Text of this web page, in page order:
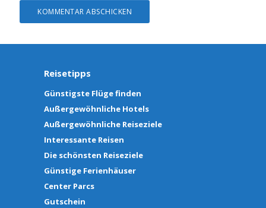
Reisetipps
Günstigste Flüge finden
Außergewöhnliche Hotels
Außergewöhnliche Reiseziele
Interessante Reisen
Die schönsten Reiseziele
Günstige Ferienhäuser
Center Parcs
Gutschein